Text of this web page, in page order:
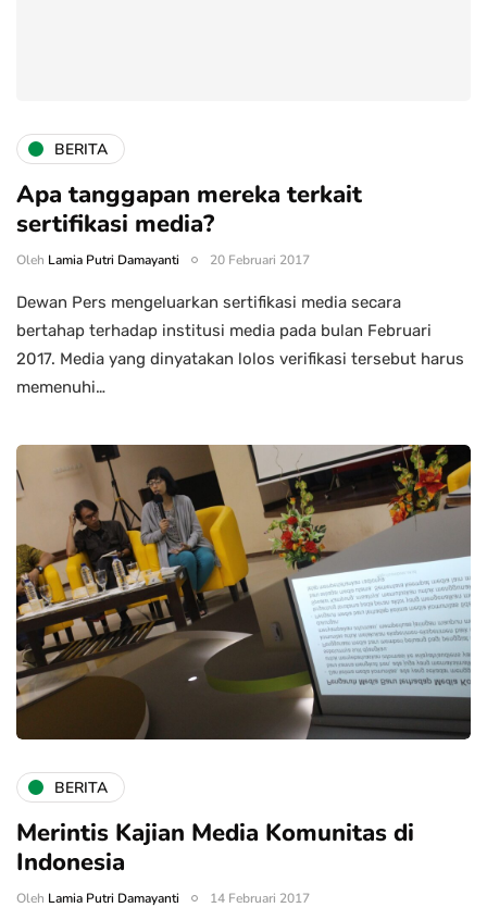
BERITA
Apa tanggapan mereka terkait
sertifikasi media?
Oleh Lamia Putri Damayanti 20 Februari 2017
Dewan Pers mengeluarkan sertifikasi media secara
bertahap terhadap institusi media pada bulan Februari
2017. Media yang dinyatakan lolos verifikasi tersebut harus
memenuhi…
BERITA
Merintis Kajian Media Komunitas di
Indonesia
Oleh Lamia Putri Damayanti 14 Februari 2017